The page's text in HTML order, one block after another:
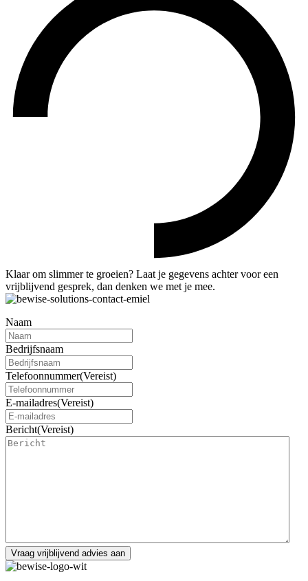
Klaar om slimmer te groeien? Laat je gegevens achter voor een
vrijblijvend gesprek, dan denken we met je mee.
Naam
Bedrijfsnaam
Telefoonnummer(Vereist)
E-mailadres(Vereist)
Bericht(Vereist)